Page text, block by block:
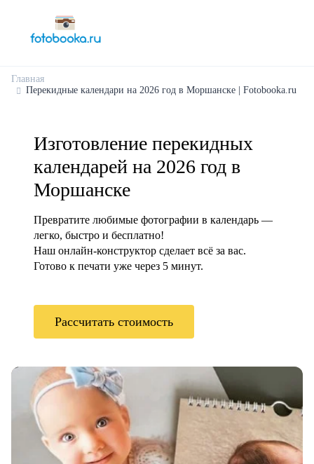
Главная
Перекидные календари на 2026 год в Моршанске | Fotobooka.ru
Изготовление перекидных
календарей на 2026 год в
Моршанске
Превратите любимые фотографии в календарь —
легко, быстро и бесплатно!
Наш онлайн-конструктор сделает всё за вас.
Готово к печати уже через 5 минут.
Рассчитать стоимость